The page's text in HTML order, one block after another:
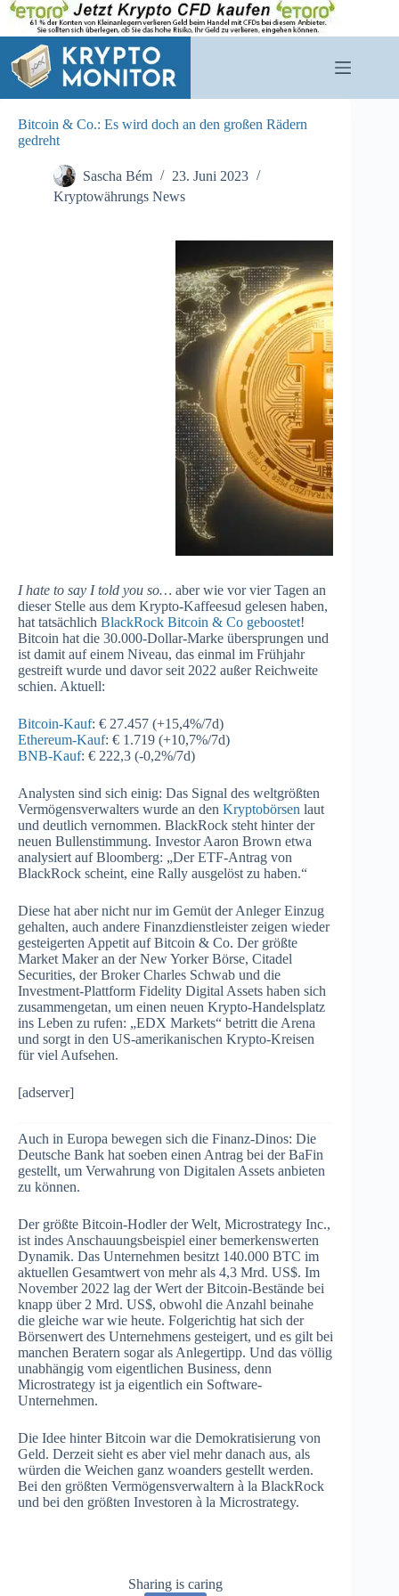
Zum
Inhalt
springen
Bitcoin & Co.: Es wird doch an den großen Rädern
gedreht
Sascha Bém
23. Juni 2023
Kryptowährungs News
I hate to say I told you so… aber wie vor vier Tagen an
dieser Stelle aus dem Krypto-Kaffeesud gelesen haben,
hat tatsächlich BlackRock Bitcoin & Co geboostet!
Bitcoin hat die 30.000-Dollar-Marke übersprungen und
ist damit auf einem Niveau, das einmal im Frühjahr
gestreift wurde und davor seit 2022 außer Reichweite
schien. Aktuell:
Bitcoin-Kauf: € 27.457 (+15,4%/7d)
Ethereum-Kauf: € 1.719 (+10,7%/7d)
BNB-Kauf: € 222,3 (-0,2%/7d)
Analysten sind sich einig: Das Signal des weltgrößten
Vermögensverwalters wurde an den Kryptobörsen laut
und deutlich vernommen. BlackRock steht hinter der
neuen Bullenstimmung. Investor Aaron Brown etwa
analysiert auf Bloomberg: „Der ETF-Antrag von
BlackRock scheint, eine Rally ausgelöst zu haben.“
Diese hat aber nicht nur im Gemüt der Anleger Einzug
gehalten, auch andere Finanzdienstleister zeigen wieder
gesteigerten Appetit auf Bitcoin & Co. Der größte
Market Maker an der New Yorker Börse, Citadel
Securities, der Broker Charles Schwab und die
Investment-Plattform Fidelity Digital Assets haben sich
zusammengetan, um einen neuen Krypto-Handelsplatz
ins Leben zu rufen: „EDX Markets“ betritt die Arena
und sorgt in den US-amerikanischen Krypto-Kreisen
für viel Aufsehen.
[adserver]
Auch in Europa bewegen sich die Finanz-Dinos: Die
Deutsche Bank hat soeben einen Antrag bei der BaFin
gestellt, um Verwahrung von Digitalen Assets anbieten
zu können.
Der größte Bitcoin-Hodler der Welt, Microstrategy Inc.,
ist indes Anschauungsbeispiel einer bemerkenswerten
Dynamik. Das Unternehmen besitzt 140.000 BTC im
aktuellen Gesamtwert von mehr als 4,3 Mrd. US$. Im
November 2022 lag der Wert der Bitcoin-Bestände bei
knapp über 2 Mrd. US$, obwohl die Anzahl beinahe
die gleiche war wie heute. Folgerichtig hat sich der
Börsenwert des Unternehmens gesteigert, und es gilt bei
manchen Beratern sogar als Anlegertipp. Und das völlig
unabhängig vom eigentlichen Business, denn
Microstrategy ist ja eigentlich ein Software-
Unternehmen.
Die Idee hinter Bitcoin war die Demokratisierung von
Geld. Derzeit sieht es aber viel mehr danach aus, als
würden die Weichen ganz woanders gestellt werden.
Bei den größten Vermögensverwaltern à la BlackRock
und bei den größten Investoren à la Microstrategy.
Sharing is caring